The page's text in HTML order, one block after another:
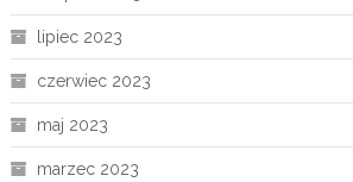
lipiec 2023
czerwiec 2023
maj 2023
marzec 2023